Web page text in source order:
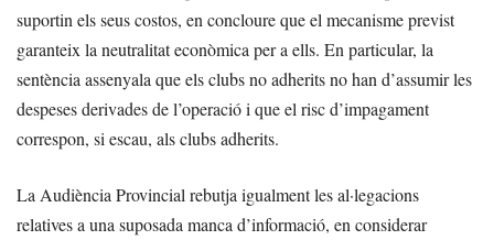
suportin els seus costos, en concloure que el mecanisme previst
garanteix la neutralitat econòmica per a ells. En particular, la
sentència assenyala que els clubs no adherits no han d’assumir les
despeses derivades de l’operació i que el risc d’impagament
correspon, si escau, als clubs adherits.
La Audiència Provincial rebutja igualment les al·legacions
relatives a una suposada manca d’informació, en considerar